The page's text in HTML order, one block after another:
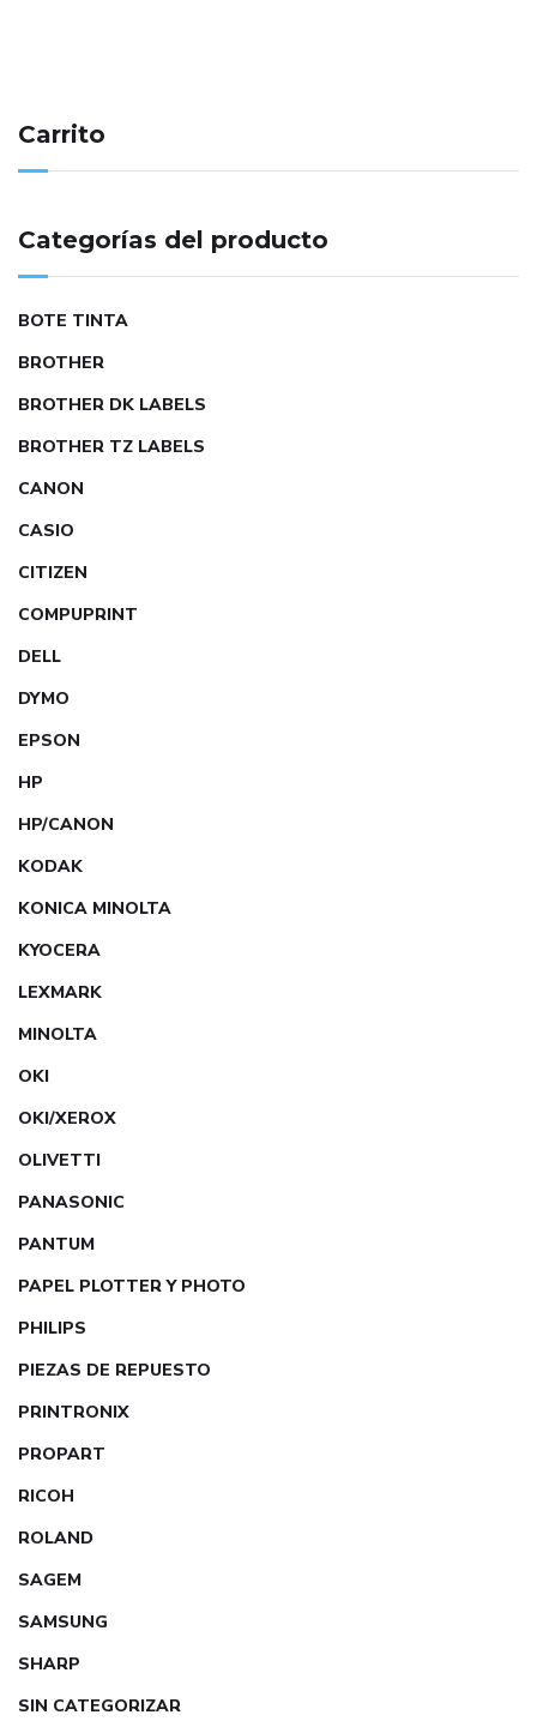
Carrito
Categorías del producto
BOTE TINTA
BROTHER
BROTHER DK LABELS
BROTHER TZ LABELS
CANON
CASIO
CITIZEN
COMPUPRINT
DELL
DYMO
EPSON
HP
HP/CANON
KODAK
KONICA MINOLTA
KYOCERA
LEXMARK
MINOLTA
OKI
OKI/XEROX
OLIVETTI
PANASONIC
PANTUM
PAPEL PLOTTER Y PHOTO
PHILIPS
PIEZAS DE REPUESTO
PRINTRONIX
PROPART
RICOH
ROLAND
SAGEM
SAMSUNG
SHARP
SIN CATEGORIZAR